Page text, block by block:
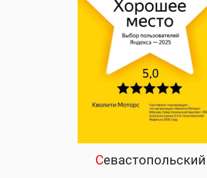
Севастопольский